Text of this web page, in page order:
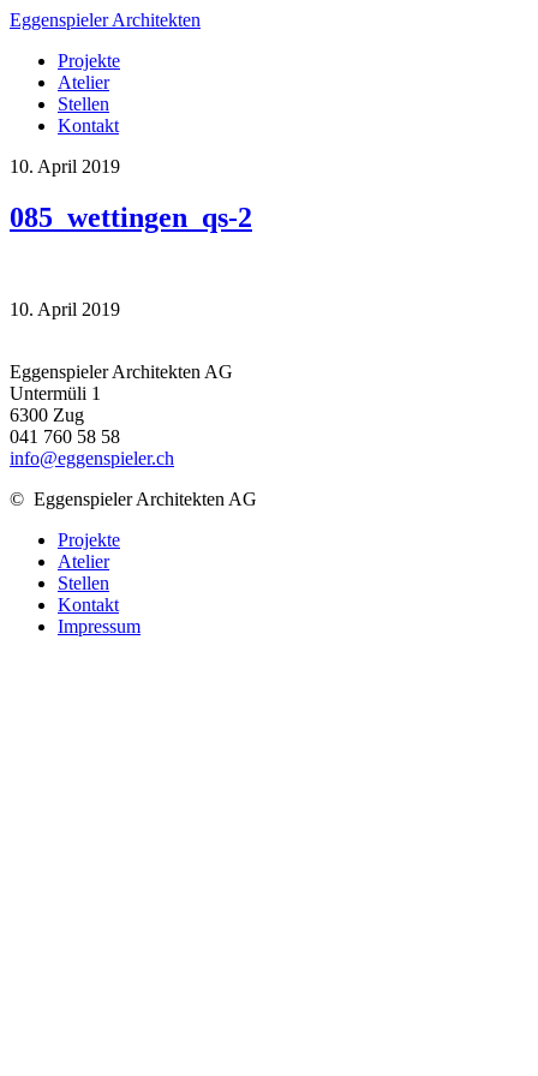
Eggenspieler Architekten
Projekte
Atelier
Stellen
Kontakt
10. April 2019
085_wettingen_qs-2
10. April 2019
Eggenspieler Architekten AG
Untermüli 1
6300 Zug
041 760 58 58
info@eggenspieler.ch
© Eggenspieler Architekten AG
Projekte
Atelier
Stellen
Kontakt
Impressum